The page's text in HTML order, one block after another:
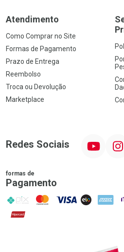
Atendimento
Como Comprar no Site
Formas de Pagamento
Prazo de Entrega
Reembolso
Troca ou Devolução
Marketplace
Redes Sociais
formas de
Pagamento
PIX MasterCard
VISA ELO AMEX
Hipercard